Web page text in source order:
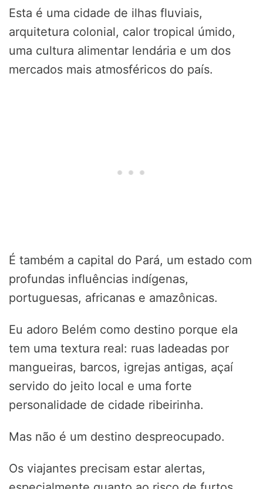
Esta é uma cidade de ilhas fluviais,
arquitetura colonial, calor tropical úmido,
uma cultura alimentar lendária e um dos
mercados mais atmosféricos do país.
É também a capital do Pará, um estado com
profundas influências indígenas,
portuguesas, africanas e amazônicas.
Eu adoro Belém como destino porque ela
tem uma textura real: ruas ladeadas por
mangueiras, barcos, igrejas antigas, açaí
servido do jeito local e uma forte
personalidade de cidade ribeirinha.
Mas não é um destino despreocupado.
Os viajantes precisam estar alertas,